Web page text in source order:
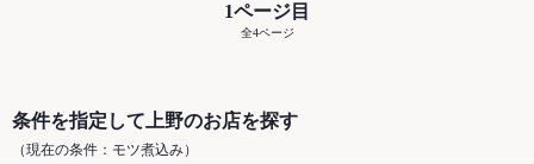
1ページ目
全4ページ
条件を指定して上野のお店を探す
（現在の条件：モツ煮込み）